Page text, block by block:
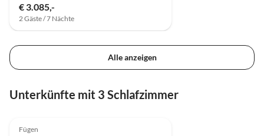
€ 3.085,-
2 Gäste / 7 Nächte
Alle anzeigen
Unterkünfte mit 3 Schlafzimmer
Fügen